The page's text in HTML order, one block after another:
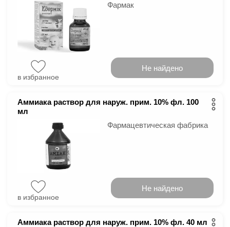
Фармак
в избранное
Не найдено
Аммиака раствор для наруж. прим. 10% фл. 100
мл
Фармацевтическая фабрика
в избранное
Не найдено
Аммиака раствор для наруж. прим. 10% фл. 40 мл